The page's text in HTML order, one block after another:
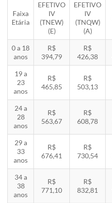
Faixa
Etária
EFETIVO
IV
(TNEW)
(E)
EFETIVO
IV
(TNQW)
(A)
0 a 18
anos
R$
394,79
R$
426,38
19 a
23
anos
R$
465,85
R$
503,13
24 a
28
anos
R$
563,67
R$
608,78
29 a
33
anos
R$
676,41
R$
730,54
34 a
38
anos
R$
771,10
R$
832,81